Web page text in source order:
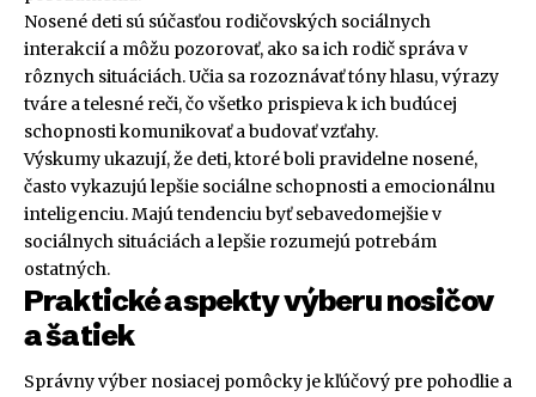
Nosené deti sú súčasťou rodičovských sociálnych
interakcií a môžu pozorovať, ako sa ich rodič správa v
rôznych situáciách. Učia sa rozoznávať tóny hlasu, výrazy
tváre a telesné reči, čo všetko prispieva k ich budúcej
schopnosti komunikovať a budovať vzťahy.
Výskumy ukazují, že deti, ktoré boli pravidelne nosené,
často vykazujú lepšie sociálne schopnosti a emocionálnu
inteligenciu. Majú tendenciu byť sebavedomejšie v
sociálnych situáciách a lepšie rozumejú potrebám
ostatných.
Praktické aspekty výberu nosičov
a šatiek
Správny výber nosiacej pomôcky je kľúčový pre pohodlie a